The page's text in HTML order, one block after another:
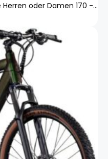
Agon Alpha E Bike Mountainbike Herren oder Damen 170 - 190 cm Pedelec 27,5 Zoll dunkelgrau